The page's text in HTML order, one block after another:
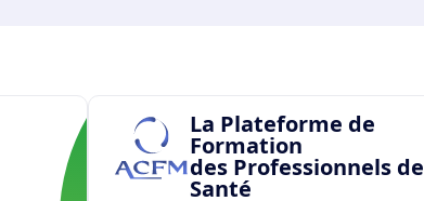
La Plateforme de
Formation
des Professionnels de
Santé